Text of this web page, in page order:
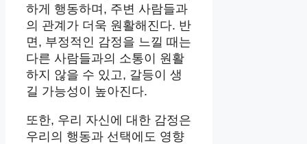
하게 행동하며, 주변 사람들과
의 관계가 더욱 원활해진다. 반
면, 부정적인 감정을 느낄 때는
다른 사람들과의 소통이 원활
하지 않을 수 있고, 갈등이 생
길 가능성이 높아진다.
또한, 우리 자신에 대한 감정은
우리의 행동과 선택에도 영향